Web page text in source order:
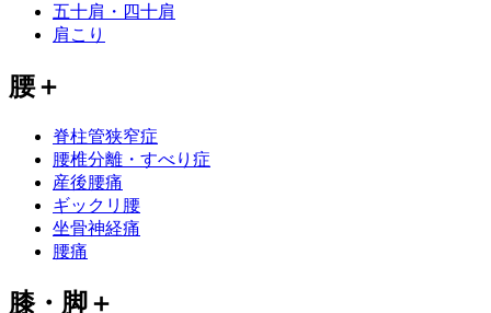
五十肩・四十肩
肩こり
腰＋
脊柱管狭窄症
腰椎分離・すべり症
産後腰痛
ギックリ腰
坐骨神経痛
腰痛
膝・脚＋